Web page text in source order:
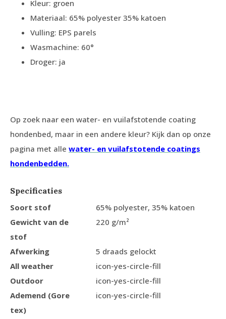
Kleur: groen
Materiaal: 65% polyester 35% katoen
Vulling: EPS parels
Wasmachine: 60°
Droger: ja
Op zoek naar een water- en vuilafstotende coating
hondenbed, maar in een andere kleur? Kijk dan op onze
pagina met alle water- en vuilafstotende coatings
hondenbedden.
Specificaties
Soort stof
65% polyester, 35% katoen
Gewicht van de
stof
220 g/m²
Afwerking
5 draads gelockt
All weather
icon-yes-circle-fill
Outdoor
icon-yes-circle-fill
Ademend (Gore
tex)
icon-yes-circle-fill